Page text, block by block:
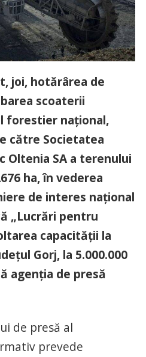
joi, hotărârea de
scoaterii
forestier naţional,
către Societatea
Oltenia SA a terenului
ha, în vederea
de interes naţional
„Lucrări pentru
capacităţii la
Gorj, la 5.000.000
agenția de presă
de presă al
prevede